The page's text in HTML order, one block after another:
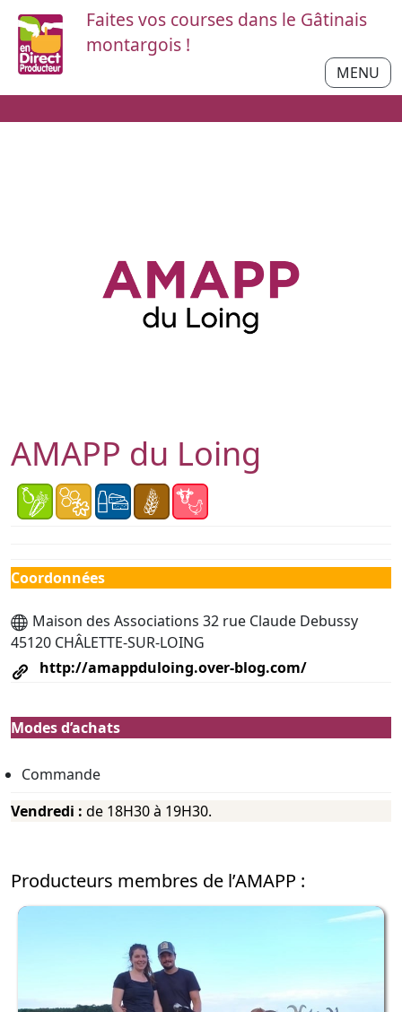
Faites vos courses dans le Gâtinais
montargois !
MENU
AMAPP du Loing
Coordonnées
Maison des Associations 32 rue Claude Debussy
45120 CHÂLETTE-SUR-LOING
http://amappduloing.over-blog.com/
Modes d’achats
Commande
Vendredi : de 18H30 à 19H30.
Producteurs membres de l’AMAPP :